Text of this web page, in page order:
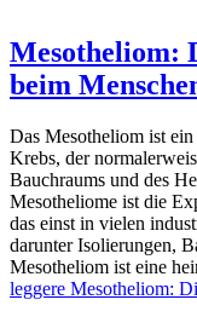
Mesotheliom:
beim
Das Mesotheliom ist
Krebs, der
Bauchraums und des
Mesotheliome ist die
das einst in vielen
darunter Isolierungen,
Mesotheliom ist eine
leggere Mesotheliom: